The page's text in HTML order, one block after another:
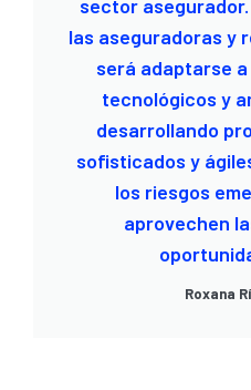
sector
las aseguradoras y
será adaptarse
tecnológicos y
desarrollando
sofisticados y
los riesgos
aprovechen
Roxana